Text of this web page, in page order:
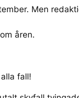
Men
åren.
fall!